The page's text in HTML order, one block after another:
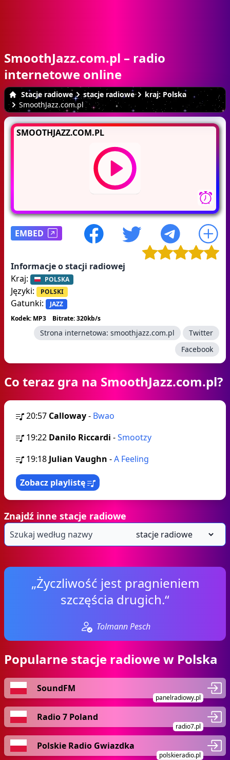
SmoothJazz.com.pl – radio
internetowe online
Stacje radiowe stacje radiowe
kraj: Polska
SmoothJazz.com.pl
SMOOTHJAZZ.COM.PL
EMBED
Informacje o stacji radiowej
Kraj:
POLSKA
Języki: POLSKI
Gatunki:
JAZZ
Kodek: MP3
Bitrate: 320kb/s
Strona internetowa: smoothjazz.com.pl
Twitter
Facebook
Co teraz gra na SmoothJazz.com.pl?
20:57 Calloway- Bwao
19:22 Danilo Riccardi -Smootzy
19:18 Julian Vaughn -A Feeling
Zobacz playlistę
Znajdź inne stacje radiowe
„Życzliwość jest pragnieniem
szczęścia drugich.“
Tolmann Pesch
Popularne stacje radiowe w Polska
SoundFM
panelradiowy.pl
Radio 7 Poland
radio7.pl
Polskie Radio Gwiazdka
polskieradio.pl